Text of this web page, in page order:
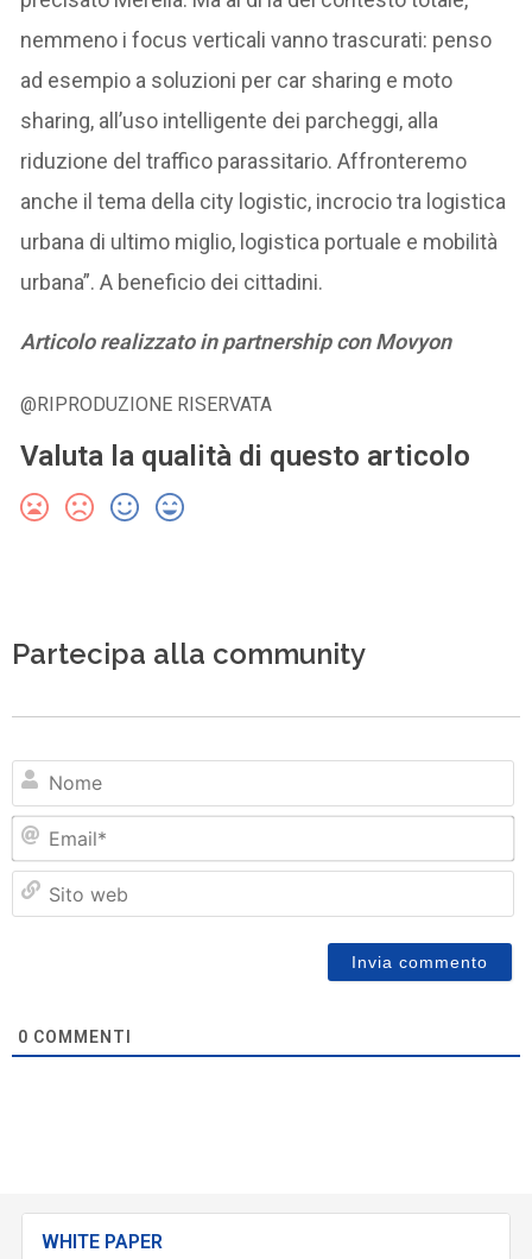
nemmeno i focus verticali vanno trascurati: penso
ad esempio a soluzioni per car sharing e moto
sharing, all’uso intelligente dei parcheggi, alla
riduzione del traffico parassitario. Affronteremo
anche il tema della city logistic, incrocio tra logistica
urbana di ultimo miglio, logistica portuale e mobilità
urbana”. A beneficio dei cittadini.
Articolo realizzato in partnership con Movyon
@RIPRODUZIONE RISERVATA
Valuta la qualità di questo articolo
Partecipa alla community
0 COMMENTI
WHITE PAPER